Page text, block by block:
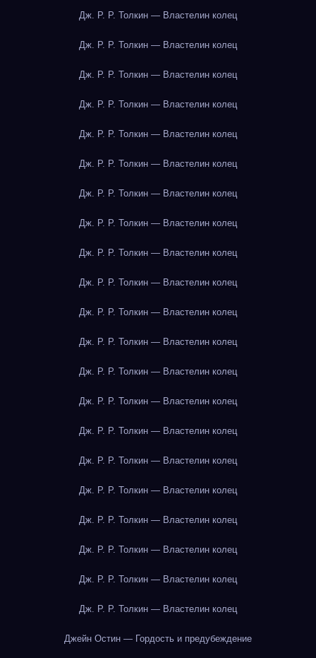
Дж. Р. Р. Толкин — Властелин колец
Дж. Р. Р. Толкин — Властелин колец
Дж. Р. Р. Толкин — Властелин колец
Дж. Р. Р. Толкин — Властелин колец
Дж. Р. Р. Толкин — Властелин колец
Дж. Р. Р. Толкин — Властелин колец
Дж. Р. Р. Толкин — Властелин колец
Дж. Р. Р. Толкин — Властелин колец
Дж. Р. Р. Толкин — Властелин колец
Дж. Р. Р. Толкин — Властелин колец
Дж. Р. Р. Толкин — Властелин колец
Дж. Р. Р. Толкин — Властелин колец
Дж. Р. Р. Толкин — Властелин колец
Дж. Р. Р. Толкин — Властелин колец
Дж. Р. Р. Толкин — Властелин колец
Дж. Р. Р. Толкин — Властелин колец
Дж. Р. Р. Толкин — Властелин колец
Дж. Р. Р. Толкин — Властелин колец
Дж. Р. Р. Толкин — Властелин колец
Дж. Р. Р. Толкин — Властелин колец
Дж. Р. Р. Толкин — Властелин колец
Джейн Остин — Гордость и предубеждение